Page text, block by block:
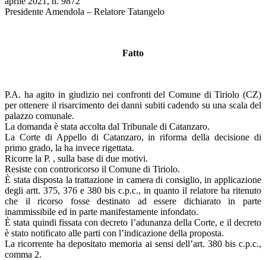
Presidente Amendola – Relatore Tatangelo
Fatto
P.A. ha agito in giudizio nei confronti del Comune di Tiriolo (CZ)
per ottenere il risarcimento dei danni subiti cadendo su una scala del
palazzo comunale.
La domanda è stata accolta dal Tribunale di Catanzaro.
La Corte di Appello di Catanzaro, in riforma della decisione di
primo grado, la ha invece rigettata.
Ricorre la P. , sulla base di due motivi.
Resiste con controricorso il Comune di Tiriolo.
È stata disposta la trattazione in camera di consiglio, in applicazione
degli artt. 375, 376 e 380 bis c.p.c., in quanto il relatore ha ritenuto
che il ricorso fosse destinato ad essere dichiarato in parte
inammissibile ed in parte manifestamente infondato.
È stata quindi fissata con decreto l’adunanza della Corte, e il decreto
è stato notificato alle parti con l’indicazione della proposta.
La ricorrente ha depositato memoria ai sensi dell’art. 380 bis c.p.c.,
comma 2.